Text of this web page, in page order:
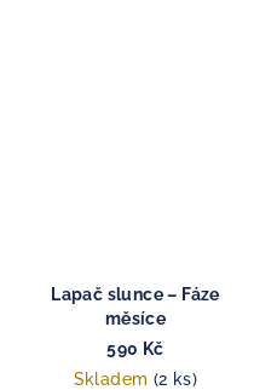
Lapač slunce – Fáze
měsíce
590 Kč
Skladem (2 ks)